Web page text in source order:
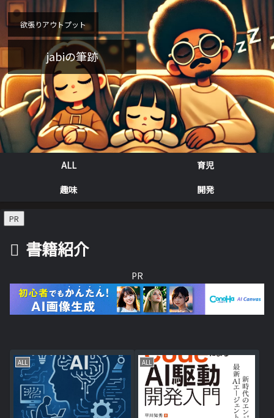
欲張りアウトプット
jabiの筆跡
ALL
育児
趣味
開発
PR
書籍紹介
PR
ALL ALL